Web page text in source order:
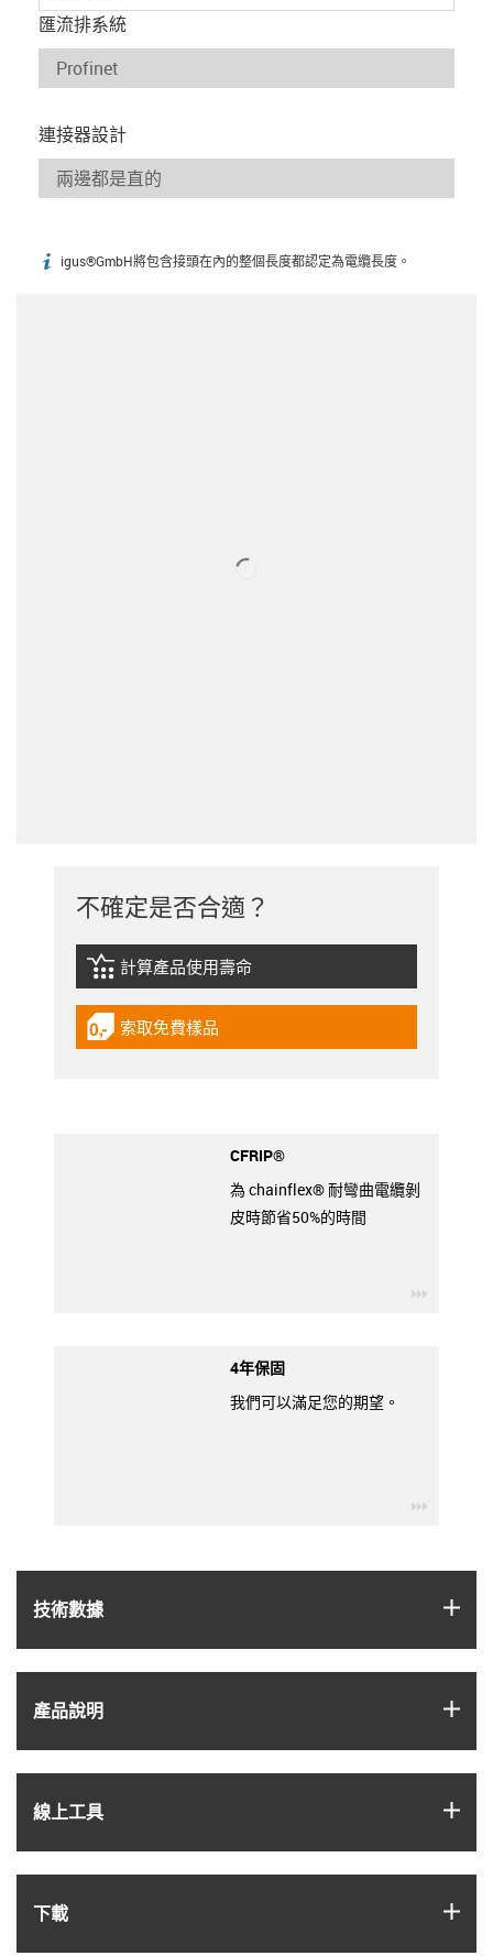
匯流排系統
連接器設計
igus-icon-info
igus®GmbH將包含接頭在內的整個長度都認定為電纜長度。
技術數據
產品說明
線上工具
下載
不確定是否合適？
igus-icon-lebensdauerrechner
計算產品使用壽命
igus-icon-gratismuster
索取免費樣品
CFRIP®
為 chainflex® 耐彎曲電纜剝
皮時節省50%的時間
4年保固
我們可以滿足您的期望。